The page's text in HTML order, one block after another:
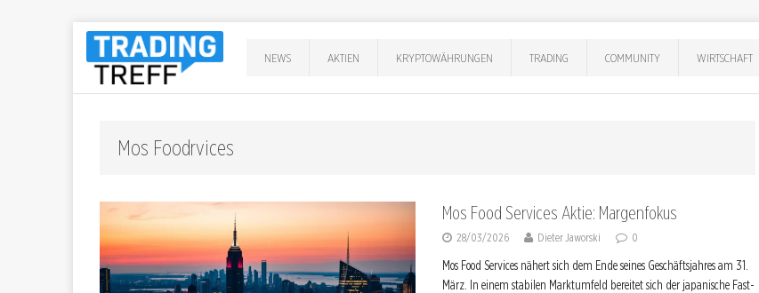
NEWS AKTIEN KRYPTOWÄHRUNGEN TRADING COMMUNITY WIRTSCHAFT
Mos Foodrvices
Mos Food Services Aktie: Margenfokus
28/03/2026 Dieter Jaworski 0
Mos Food Services nähert sich dem Ende seines Geschäftsjahres am 31.
März. In einem stabilen Marktumfeld bereitet sich der japanische Fast-